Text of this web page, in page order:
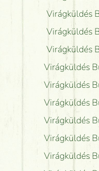
Virágküldés
Virágküldés
Virágküldés
Virágküldés
Virágküldés
Virágküldés
Virágküldés
Virágküldés
Virágküldés